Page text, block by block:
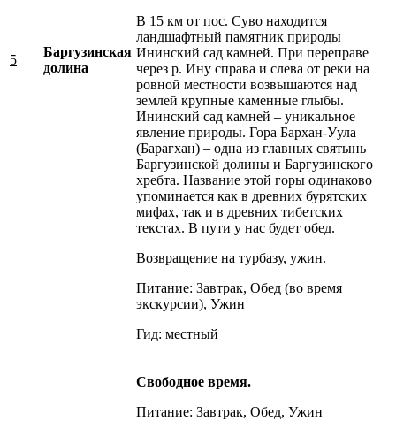
5
Баргузинская
долина
В 15 км от пос. Суво находится
ландшафтный памятник природы
Ининский сад камней. При переправе
через р. Ину справа и слева от реки на
ровной местности возвышаются над
землей крупные каменные глыбы.
Ининский сад камней – уникальное
явление природы. Гора Бархан-Уула
(Барагхан) – одна из главных святынь
Баргузинской долины и Баргузинского
хребта. Название этой горы одинаково
упоминается как в древних бурятских
мифах, так и в древних тибетских
текстах. В пути у нас будет обед.
Возвращение на турбазу, ужин.
Питание: Завтрак, Обед (во время
экскурсии), Ужин
Гид: местный
Свободное время.
Питание: Завтрак, Обед, Ужин